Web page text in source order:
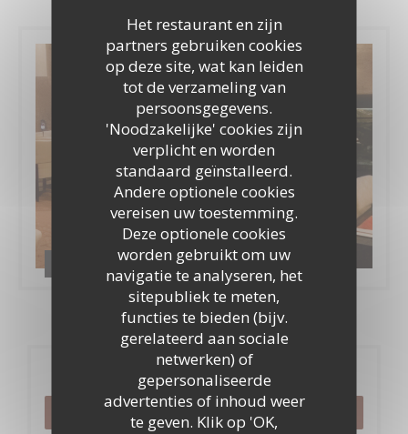
Het restaurant en zijn
partners gebruiken cookies
op deze site, wat kan leiden
tot de verzameling van
persoonsgegevens.
'Noodzakelijke' cookies zijn
verplicht en worden
standaard geïnstalleerd.
Andere optionele cookies
vereisen uw toestemming.
Deze optionele cookies
worden gebruikt om uw
navigatie te analyseren, het
sitepubliek te meten,
functies te bieden (bijv.
gerelateerd aan sociale
netwerken) of
gepersonaliseerde
advertenties of inhoud weer
te geven. Klik op 'OK,
Album Restaurant
Reservering